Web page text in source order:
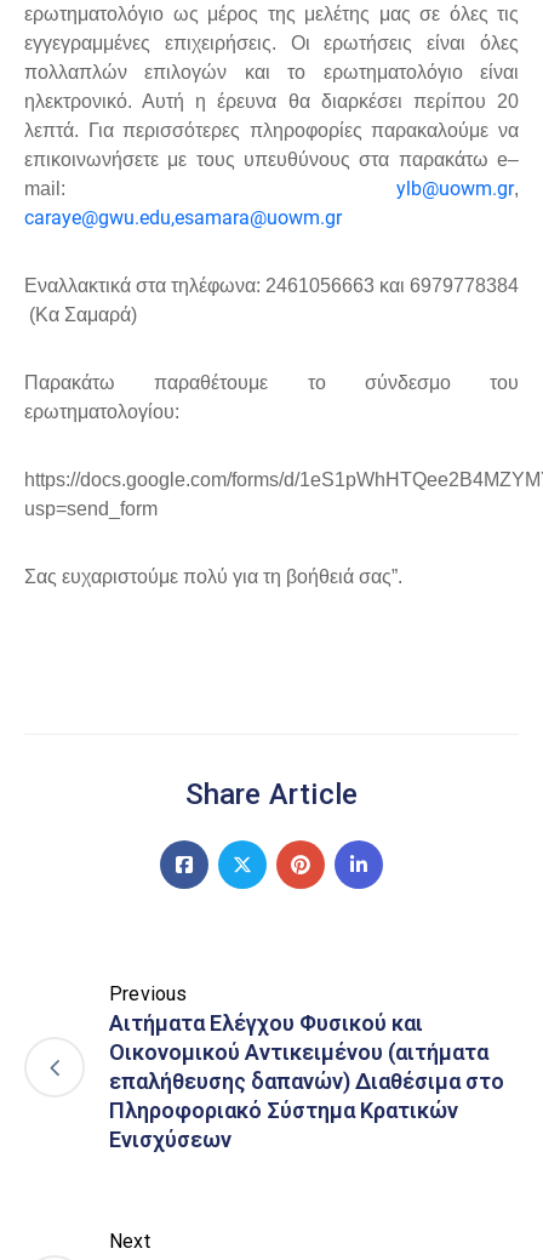
ερωτηματολόγιο ως μέρος της μελέτης μας σε όλες τις
εγγεγραμμένες επιχειρήσεις. Οι ερωτήσεις είναι όλες
πολλαπλών επιλογών και το ερωτηματολόγιο είναι
ηλεκτρονικό. Αυτή η έρευνα θα διαρκέσει περίπου 20
λεπτά. Για περισσότερες πληροφορίες παρακαλούμε να
επικοινωνήσετε με τους υπευθύνους στα παρακάτω e–
mail : ylb@uowm.gr,
caraye@gwu.edu,esamara@uowm.gr
Εναλλακτικά στα τηλέφωνα: 2461056663 και 6979778384
(Κα Σαμαρά)
Παρακάτω παραθέτουμε το σύνδεσμο του
ερωτηματολογίου:
https://docs.google.com/forms/d/
usp=send_form
Σας ευχαριστούμε πολύ για τη βοήθειά σας”.
Share Article
Previous
Αιτήματα Ελέγχου Φυσικού και
Οικονομικού Αντικειμένου (αιτήματα
επαλήθευσης δαπανών) Διαθέσιμα στο
Πληροφοριακό Σύστημα Κρατικών
Ενισχύσεων
Next